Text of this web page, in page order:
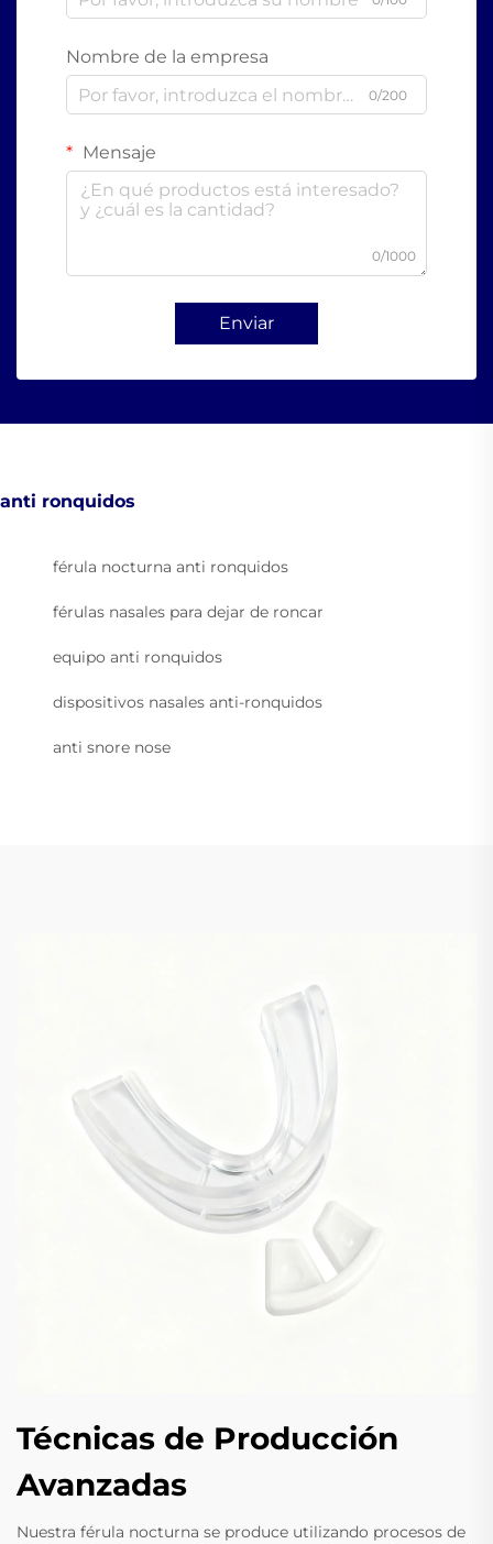
Nombre de la empresa
0/200
Mensaje
0/1000
Enviar
anti ronquidos
férula nocturna anti ronquidos
férulas nasales para dejar de roncar
equipo anti ronquidos
dispositivos nasales anti-ronquidos
anti snore nose
Técnicas de Producción
Avanzadas
Nuestra férula nocturna se produce utilizando procesos de